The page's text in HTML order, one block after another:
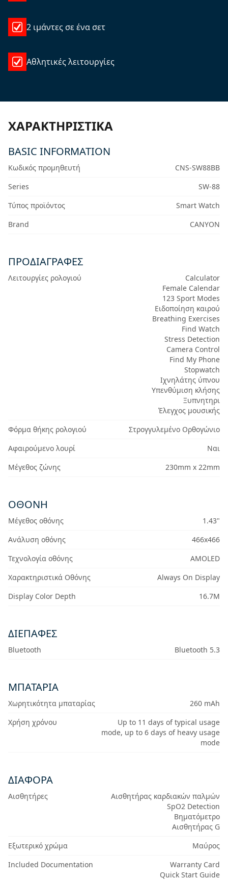
2 ιμάντες σε ένα σετ
Αθλητικές λειτουργίες
ΧΑΡΑΚΤΗΡΙΣΤΙΚΆ
BASIC INFORMATION
Κωδικός προμηθευτή
CNS-SW88BB
Series
SW-88
Τύπος προϊόντος
Smart Watch
Brand
CANYON
ΠΡΟΔΙΑΓΡΑΦΈΣ
Λειτουργίες ρολογιού
Calculator
Female Calendar
123 Sport Modes
Ειδοποίηση καιρού
Breathing Exercises
Find Watch
Stress Detection
Camera Control
Find My Phone
Stopwatch
Ιχνηλάτης ύπνου
Υπενθύμιση κλήσης
Ξυπνητηρι
Έλεγχος μουσικής
Φόρμα θήκης ρολογιού
Στρογγυλεμένο Ορθογώνιο
Αφαιρούμενο λουρί
Ναι
Μέγεθος ζώνης
230mm x 22mm
ΟΘΌΝΗ
Μέγεθος οθόνης
1.43"
Ανάλυση οθόνης
466x466
Τεχνολογία οθόνης
AMOLED
Χαρακτηριστικά Οθόνης
Always On Display
Display Color Depth
16.7M
ΔΙΕΠΑΦΈΣ
Bluetooth Bluetooth 5.3
ΜΠΑΤΑΡΊΑ
Χωρητικότητα μπαταρίας
260 mAh
Χρήση χρόνου
Up to 11 days of typical usage
mode, up to 6 days of heavy usage
mode
ΔΙΆΦΟΡΑ
Αισθητήρες
Αισθητήρας καρδιακών παλμών
SpO2 Detection
Βηματόμετρο
Αισθητήρας G
Εξωτερικό χρώμα
Μαύρος
Included Documentation
Warranty Card
Quick Start Guide